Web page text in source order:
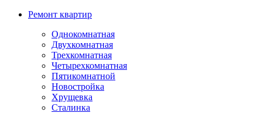
Ремонт квартир
Однокомнатная
Двухкомнатная
Трехкомнатная
Четырехкомнатная
Пятикомнатной
Новостройка
Хрущевка
Сталинка